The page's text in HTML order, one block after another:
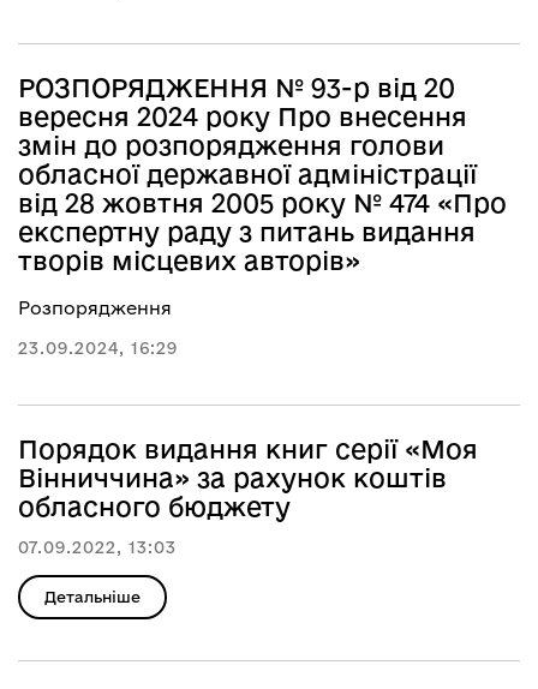
РОЗПОРЯДЖЕННЯ № 93-р від 20
вересня 2024 року Про внесення
змін до розпорядження голови
обласної державної адміністрації
від 28 жовтня 2005 року № 474 «Про
експертну раду з питань видання
творів місцевих авторів»
Розпорядження
23.09.2024, 16:29
Порядок видання книг серії «Моя
Вінниччина» за рахунок коштів
обласного бюджету
07.09.2022, 13:03
Детальніше